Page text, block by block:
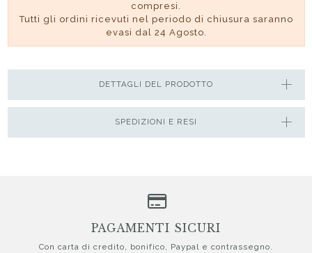
compresi.
Tutti gli ordini ricevuti nel periodo di chiusura saranno
evasi dal 24 Agosto.
SPEDIZIONI E RESI
DETTAGLI DEL PRODOTTO
PAGAMENTI SICURI
Con carta di credito, bonifico, Paypal e contrassegno.